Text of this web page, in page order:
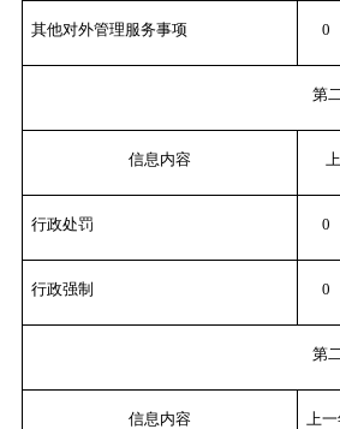
其他对外管理服务事项 0
第
信息内容
行政处罚 0
行政强制 0
第
信息内容 上